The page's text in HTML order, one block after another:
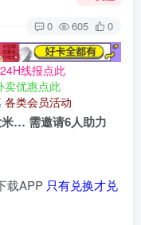
0 605 0
24H线报点此
卖优惠点此
各类会员活动
… 需邀请6人助力
载APP 只有兑换才兑